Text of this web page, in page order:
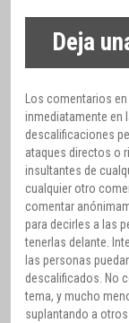
Deja
Los comentarios
inmediatamente en
descalificaciones
ataques directos o
insultantes de
cualquier otro
comentar
para decirles a las
tenerlas delante.
las personas
descalificados. No
tema, y mucho
suplantando a